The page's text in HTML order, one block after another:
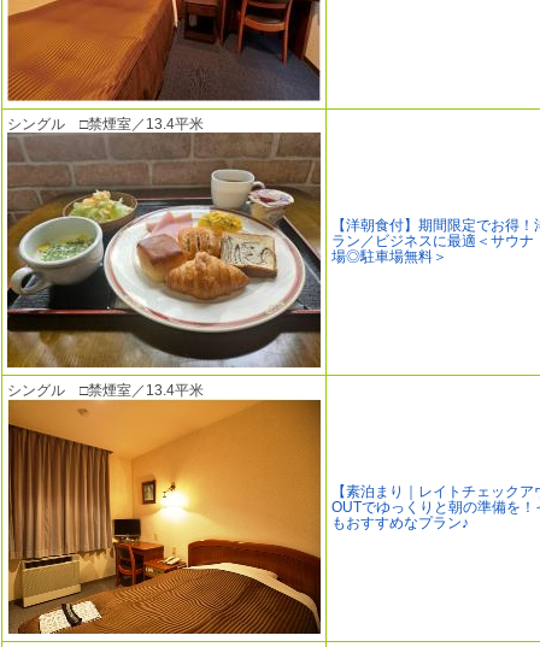
シングル □禁煙室／13.4平米
【洋朝食付】期間限定でお得
ラン／ビジネスに最適＜サウナ
場◎駐車場無料＞
シングル □禁煙室／13.4平米
【素泊まり｜レイトチェック
OUTでゆっくりと朝の準備を！
もおすすめなプラン♪